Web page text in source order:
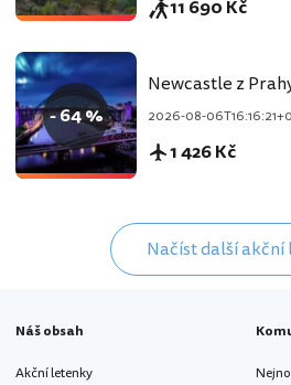
11 690 Kč
- 64 %
Newcastle z
2026-08-
1 426 Kč
Načíst další
Náš obsah
Akční letenky